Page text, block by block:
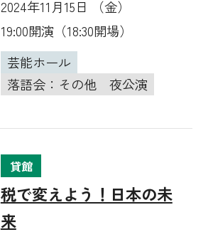
2024年11月15日 （金）
19:00開演（18:30開場）
芸能ホール
落語会：その他
夜公演
貸館
税で変えよう！日本の未
来